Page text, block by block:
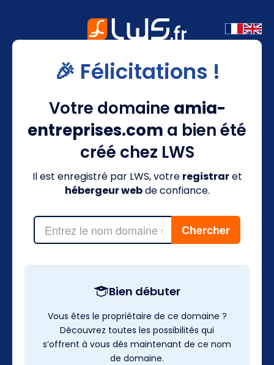
🎉 Félicitations !
Votre domaine amia-
entreprises.com a bien été
créé chez LWS
Il est enregistré par LWS, votre registraret
hébergeur webde confiance.
Bien débuter
Vous êtes le propriétaire de ce domaine ?
Découvrez toutes les possibilités qui
s’offrent à vous dès maintenant de ce nom
de domaine.